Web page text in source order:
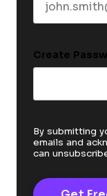
Create
By submitting
emails and
can